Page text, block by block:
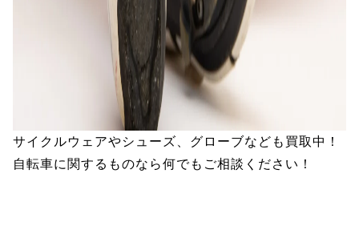
サイクルウェアやシューズ、グローブなども買取中！
自転車に関するものなら何でもご相談ください！